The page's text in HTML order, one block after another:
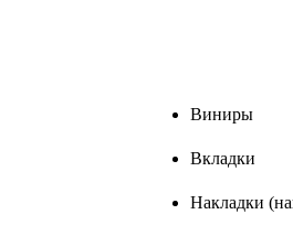
Виниры
Вкладки
Накладки